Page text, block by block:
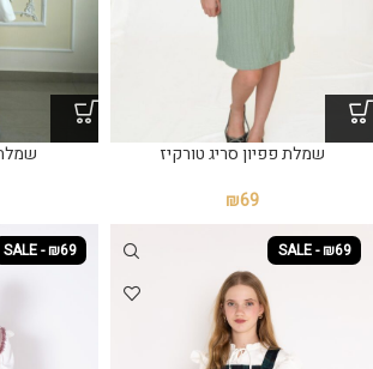
שמלת פפיון סריג טורקיז
₪69
SALE - ₪69
SALE - ₪69